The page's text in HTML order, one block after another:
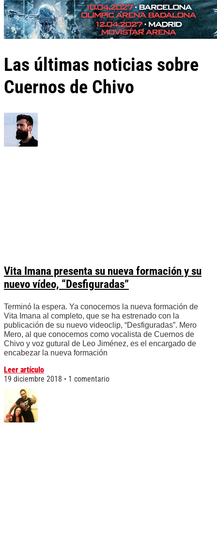
Las últimas noticias sobre
Cuernos de Chivo
Vita Imana presenta su nueva formación y su
nuevo vídeo, “Desfiguradas”
Terminó la espera. Ya conocemos la nueva formación de
Vita Imana al completo, que se ha estrenado con la
publicación de su nuevo videoclip, “Desfiguradas”. Mero
Mero, al que conocemos como vocalista de Cuernos de
Chivo y voz gutural de Leo Jiménez, es el encargado de
encabezar la nueva formación
Leer artículo
19 diciembre 2018
1 comentario